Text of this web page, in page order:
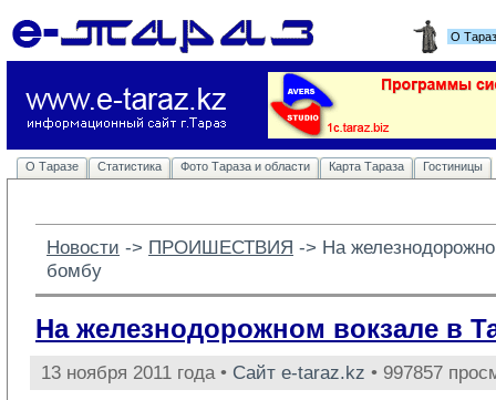
О
О Таразе Статистика Фото Тараза и области Карта Тараза Гостиницы
Новости -> ПРОИШЕСТВИЯ -> На
бомбу
На железнодорожном вокзале в
13 ноября 2011 года • Сайт e-taraz.kz • 997857